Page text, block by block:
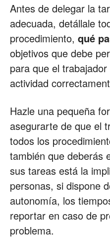
Antes de delegar la
adecuada, detállale
procedimiento, qué
objetivos que debe
para que el
actividad
Hazle una pequeña
asegurarte de que el
todos los
también que deberás
sus tareas está la
personas, si dispone
autonomía, los
reportar en caso de
problema.